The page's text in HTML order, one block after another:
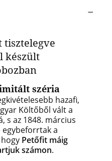
tisztelegve
készült
széria
hazafi,
Költőből vált a
s az 1848. március
egybeforrtak a
Petőfit máig
számon.